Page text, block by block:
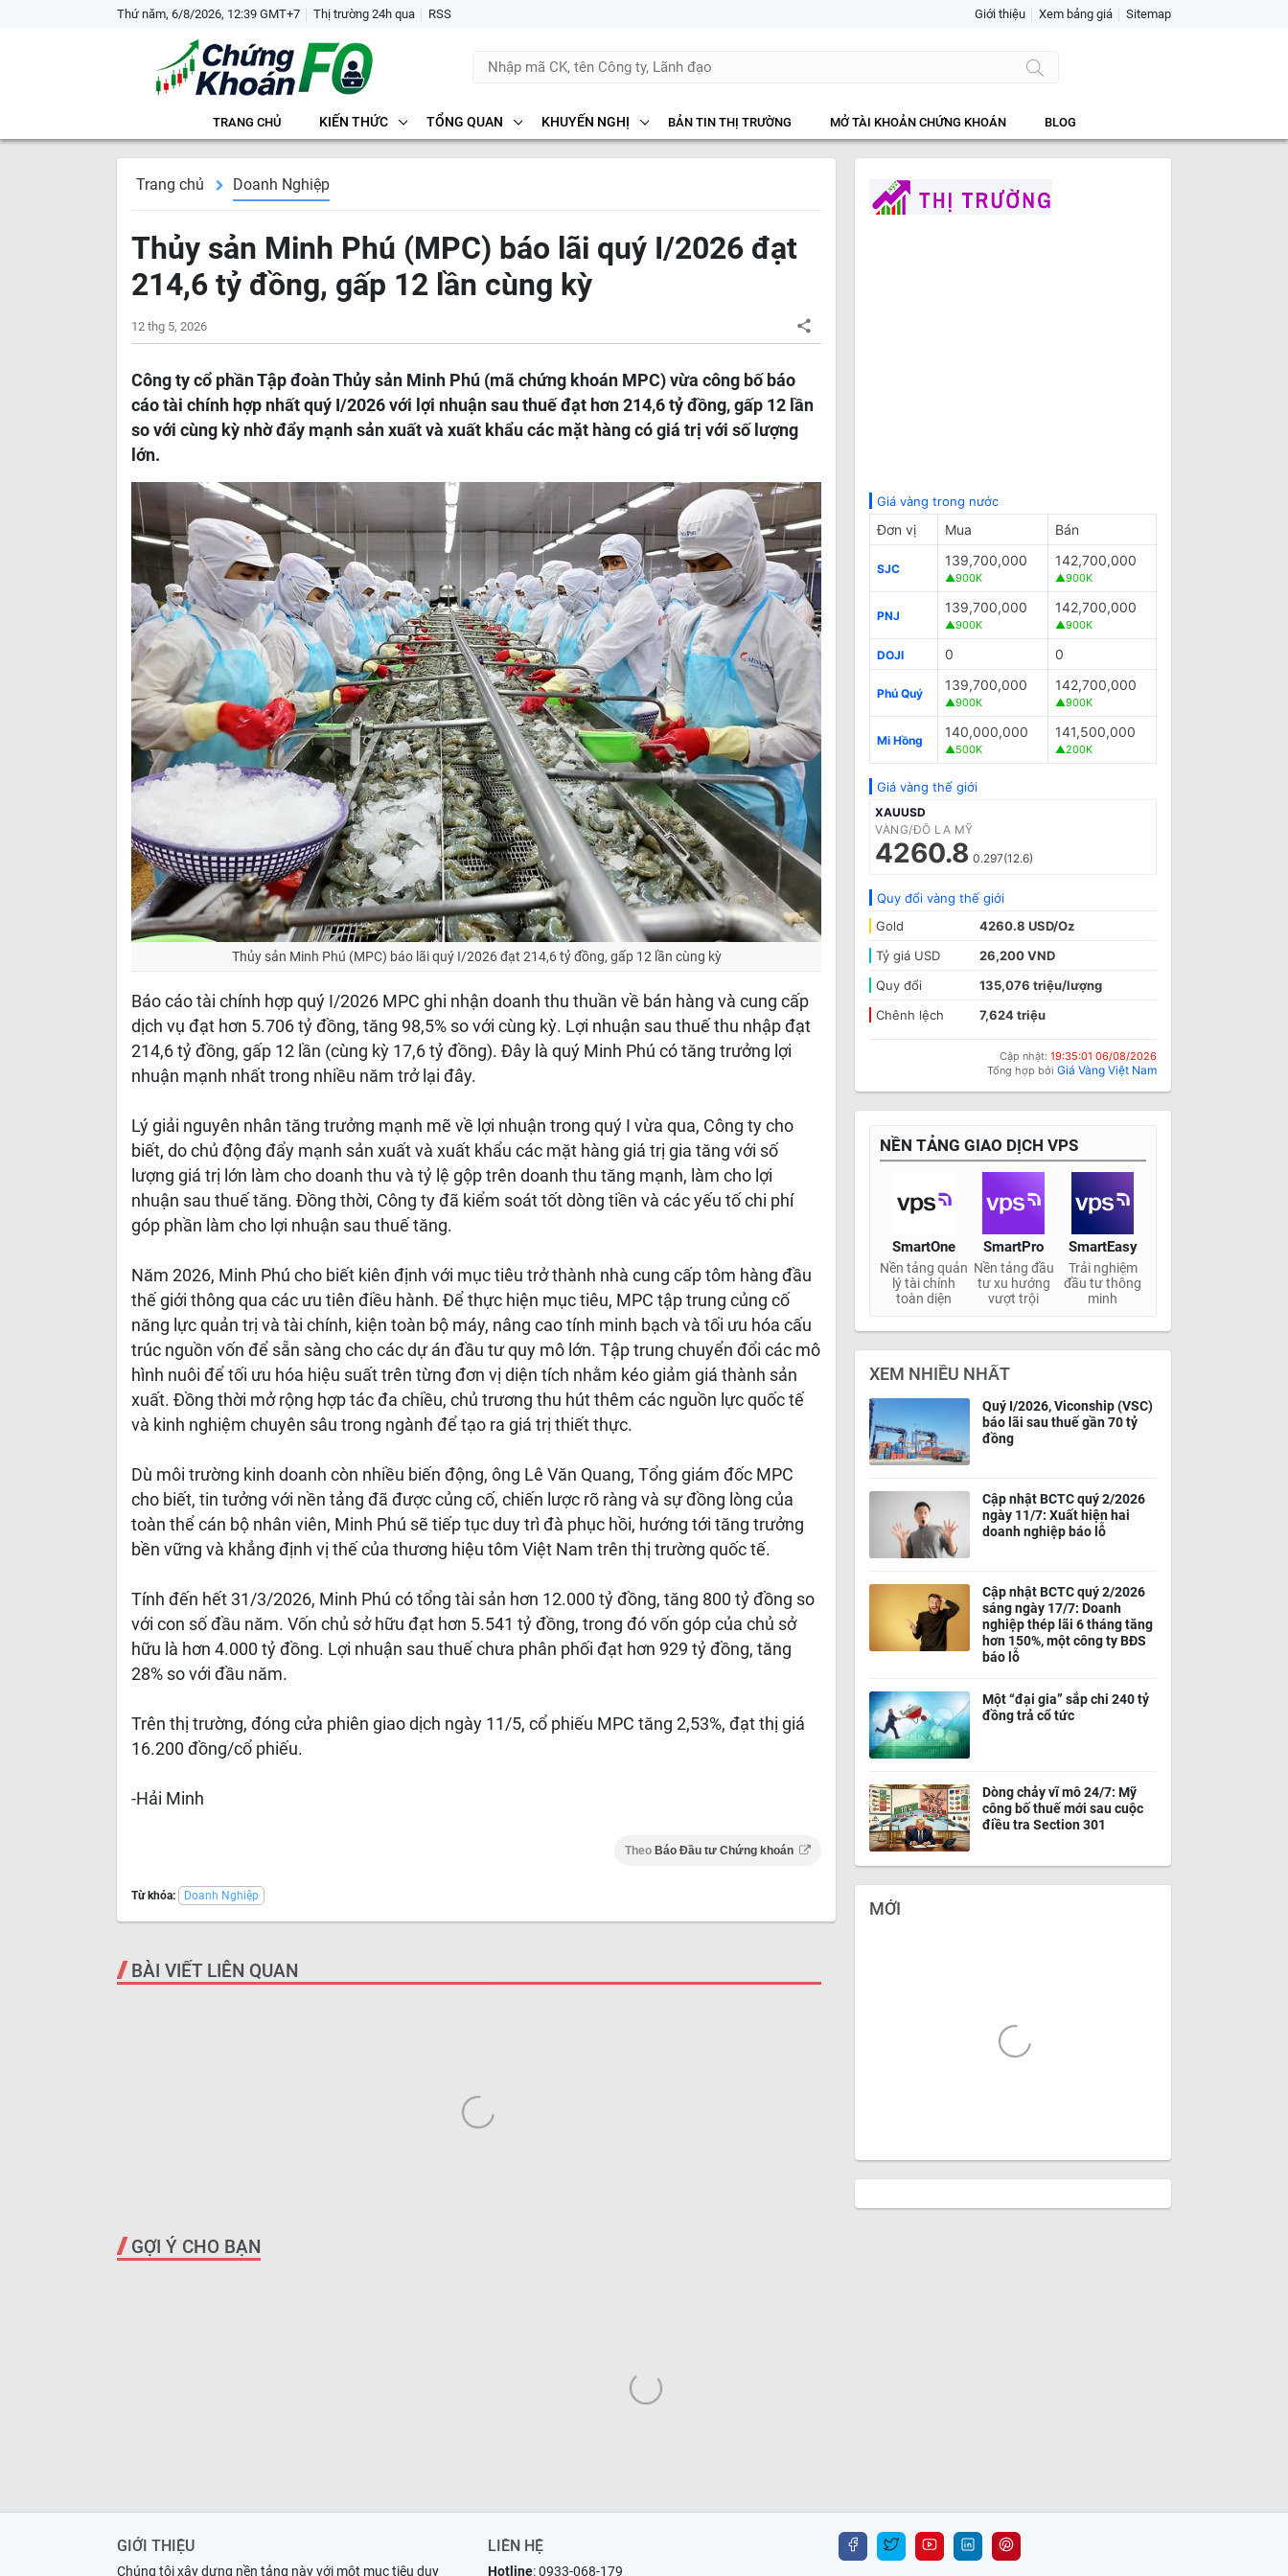
Thứ năm, 6/8/2026, 12:39 GMT+7 Thị trường 24h qua RSS Giới thiệu Xem bảng giá Sitemap
TRANG CHỦ KIẾN THỨC TỔNG QUAN KHUYẾN NGHỊ BẢN TIN THỊ TRƯỜNG MỞ TÀI KHOẢN CHỨNG KHOÁN BLOG
Trang chủ Doanh Nghiệp
Thủy sản Minh Phú (MPC) báo lãi quý I/2026 đạt
214,6 tỷ đồng, gấp 12 lần cùng kỳ
12 thg 5, 2026
Công ty cổ phần Tập đoàn Thủy sản Minh Phú (mã chứng khoán MPC) vừa công bố báo
cáo tài chính hợp nhất quý I/2026 với lợi nhuận sau thuế đạt hơn 214,6 tỷ đồng, gấp 12 lần
so với cùng kỳ nhờ đẩy mạnh sản xuất và xuất khẩu các mặt hàng có giá trị với số lượng
lớn.
Thủy sản Minh Phú (MPC) báo lãi quý I/2026 đạt 214,6 tỷ đồng, gấp 12 lần cùng kỳ
Báo cáo tài chính hợp quý I/2026 MPC ghi nhận doanh thu thuần về bán hàng và cung cấp
dịch vụ đạt hơn 5.706 tỷ đồng, tăng 98,5% so với cùng kỳ. Lợi nhuận sau thuế thu nhập đạt
214,6 tỷ đồng, gấp 12 lần (cùng kỳ 17,6 tỷ đồng). Đây là quý Minh Phú có tăng trưởng lợi
nhuận mạnh nhất trong nhiều năm trở lại đây.
Lý giải nguyên nhân tăng trưởng mạnh mẽ về lợi nhuận trong quý I vừa qua, Công ty cho
biết, do chủ động đẩy mạnh sản xuất và xuất khẩu các mặt hàng giá trị gia tăng với số
lượng giá trị lớn làm cho doanh thu và tỷ lệ gộp trên doanh thu tăng mạnh, làm cho lợi
nhuận sau thuế tăng. Đồng thời, Công ty đã kiểm soát tốt dòng tiền và các yếu tố chi phí
góp phần làm cho lợi nhuận sau thuế tăng.
Năm 2026, Minh Phú cho biết kiên định với mục tiêu trở thành nhà cung cấp tôm hàng đầu
thế giới thông qua các ưu tiên điều hành. Để thực hiện mục tiêu, MPC tập trung củng cố
năng lực quản trị và tài chính, kiện toàn bộ máy, nâng cao tính minh bạch và tối ưu hóa cấu
trúc nguồn vốn để sẵn sàng cho các dự án đầu tư quy mô lớn. Tập trung chuyển đổi các mô
hình nuôi để tối ưu hóa hiệu suất trên từng đơn vị diện tích nhằm kéo giảm giá thành sản
xuất. Đồng thời mở rộng hợp tác đa chiều, chủ trương thu hút thêm các nguồn lực quốc tế
và kinh nghiệm chuyên sâu trong ngành để tạo ra giá trị thiết thực.
Dù môi trường kinh doanh còn nhiều biến động, ông Lê Văn Quang, Tổng giám đốc MPC
cho biết, tin tưởng với nền tảng đã được củng cố, chiến lược rõ ràng và sự đồng lòng của
toàn thể cán bộ nhân viên, Minh Phú sẽ tiếp tục duy trì đà phục hồi, hướng tới tăng trưởng
bền vững và khẳng định vị thế của thương hiệu tôm Việt Nam trên thị trường quốc tế.
Tính đến hết 31/3/2026, Minh Phú có tổng tài sản hơn 12.000 tỷ đồng, tăng 800 tỷ đồng so
với con số đầu năm. Vốn chủ sở hữu đạt hơn 5.541 tỷ đồng, trong đó vốn góp của chủ sở
hữu là hơn 4.000 tỷ đồng. Lợi nhuận sau thuế chưa phân phối đạt hơn 929 tỷ đồng, tăng
28% so với đầu năm.
Trên thị trường, đóng cửa phiên giao dịch ngày 11/5, cổ phiếu MPC tăng 2,53%, đạt thị giá
16.200 đồng/cổ phiếu.
-Hải Minh
Theo Báo Đầu tư Chứng khoán
Từ khóa: Doanh Nghiệp
BÀI VIẾT LIÊN QUAN
Giá vàng trong nước
Đơn vị Mua Bán
SJC
139,700,000
▲900K
142,700,000
▲900K
PNJ
139,700,000
▲900K
142,700,000
▲900K
DOJI 0 0
Phú Quý
139,700,000
▲900K
142,700,000
▲900K
Mi Hồng
140,000,000
▲500K
141,500,000
▲200K
Giá vàng thế giới
XAUUSD
VÀNG/ĐÔ LA MỸ
4260.8 0.297(12.6)
Quy đổi vàng thế giới
Gold
4260.8 USD/Oz
Tỷ giá USD
26,200 VND
Quy đổi
135,076 triệu/lượng
Chênh lệch
7,624 triệu
Cập nhật: 19:35:01 06/08/2026
Tổng hợp bởi Giá Vàng Việt Nam
NỀN TẢNG GIAO DỊCH VPS
SmartOne SmartPro SmartEasy
Nền tảng quản
lý tài chính
toàn diện
Nền tảng đầu
tư xu hướng
vượt trội
Trải nghiệm
đầu tư thông
minh
XEM NHIỀU NHẤT
Quý I/2026, Viconship (VSC)
báo lãi sau thuế gần 70 tỷ
đồng
Cập nhật BCTC quý 2/2026
ngày 11/7: Xuất hiện hai
doanh nghiệp báo lỗ
Cập nhật BCTC quý 2/2026
sáng ngày 17/7: Doanh
nghiệp thép lãi 6 tháng tăng
hơn 150%, một công ty BĐS
báo lỗ
Một “đại gia” sắp chi 240 tỷ
đồng trả cổ tức
Dòng chảy vĩ mô 24/7: Mỹ
công bố thuế mới sau cuộc
điều tra Section 301
MỚI
GỢI Ý CHO BẠN
GIỚI THIỆU
Chúng tôi xây dựng nền tảng này với một mục tiêu duy
LIÊN HỆ
Hotline:0933-068-179